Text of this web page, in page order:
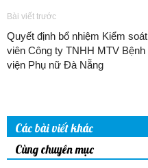
Bài viết trước
Quyết định bổ nhiệm Kiểm soát
viên Công ty TNHH MTV Bệnh
viện Phụ nữ Đà Nẵng
Các bài viết khác
Cùng chuyên mục